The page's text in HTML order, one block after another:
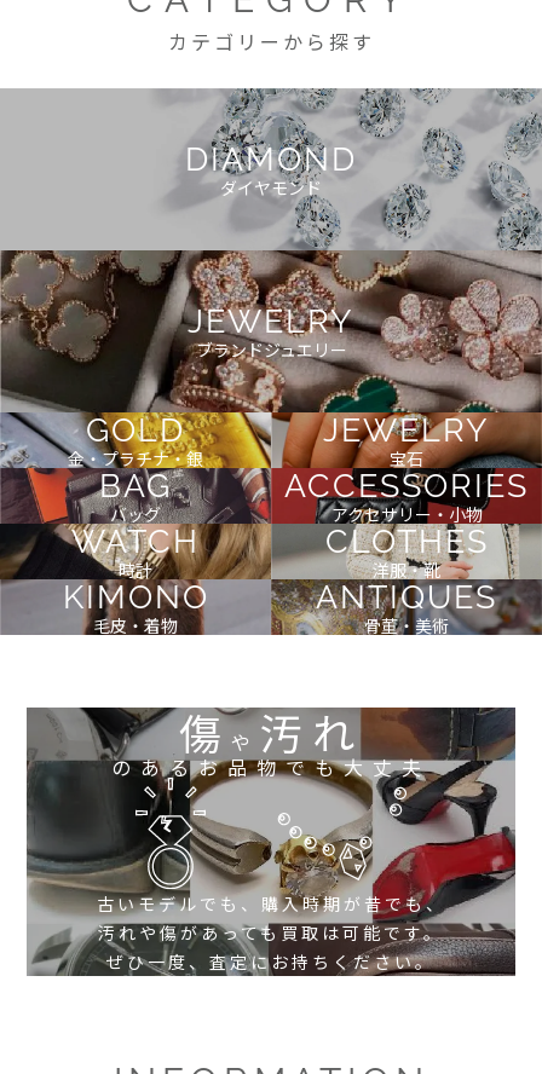
カテゴリーから探す
DIAMOND
ダイヤモンド
JEWELRY
ブランドジュエリー
GOLD
金・プラチナ・銀
JEWELRY
宝石
BAG
バッグ
ACCESSORIES
アクセサリー・小物
WATCH
時計
CLOTHES
洋服・靴
KIMONO
毛皮・着物
ANTIQUES
骨董・美術
傷や 汚れ
のあるお品物でも大丈夫
古いモデルでも、購入時期が昔でも、
汚れや傷があっても買取は可能です。
ぜひ一度、査定にお持ちください。